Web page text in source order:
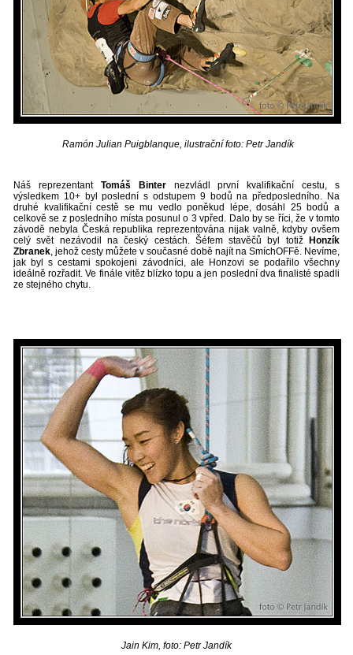
Ramón Julian Puigblanque, ilustrační foto: Petr Jandík
Náš reprezentant Tomáš Binternezvládl první kvalifikační cestu, s
výsledkem 10+ byl poslední s odstupem 9 bodů na předposledního. Na
druhé kvalifikační cestě se mu vedlo poněkud lépe, dosáhl 25 bodů a
celkově se z posledního místa posunul o 3 vpřed. Dalo by se říci, že v tomto
závodě nebyla Česká republika reprezentována nijak valně, kdyby ovšem
celý svět nezávodil na český cestách. Šéfem stavěčů byl totiž Honzík
Zbranek , jehož cesty můžete v současné době najít na SmíchOFFě. Nevíme,
jak byl s cestami spokojeni závodníci, ale Honzovi se podařilo všechny
ideálně rozřadit. Ve finále vitěz blízko topu a jen poslední dva finalisté spadli
ze stejného chytu.
Jain Kim, foto: Petr Jandík